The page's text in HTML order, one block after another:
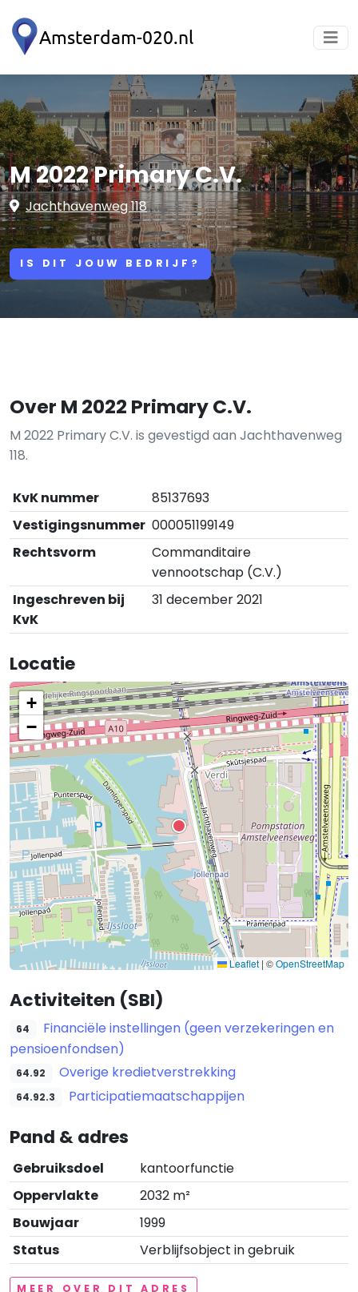
M 2022 Primary C.V.
Jachthavenweg 118
IS DIT JOUW BEDRIJF?
Over M 2022 Primary C.V.
M 2022 Primary C.V. is gevestigd aan Jachthavenweg
118.
KvK nummer
85137693
Vestigingsnummer 000051199149
Rechtsvorm
Commanditaire
vennootschap (C.V.)
Ingeschreven bij
KvK
31 december 2021
Locatie
+
−
Leaflet | ©OpenStreetMap
Activiteiten (SBI)
64
Financiële instellingen (geen verzekeringen en
pensioenfondsen)
64.92 Overige kredietverstrekking
64.92.3 Participatiemaatschappijen
Pand & adres
Gebruiksdoel
kantoorfunctie
Oppervlakte
2032 m²
Bouwjaar
1999
Status
Verblijfsobject in gebruik
MEER OVER DIT ADRES